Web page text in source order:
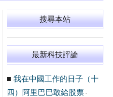
搜尋本站
最新科技評論
■ 我在中國工作的日子（十
四）阿里巴巴敢給股票-